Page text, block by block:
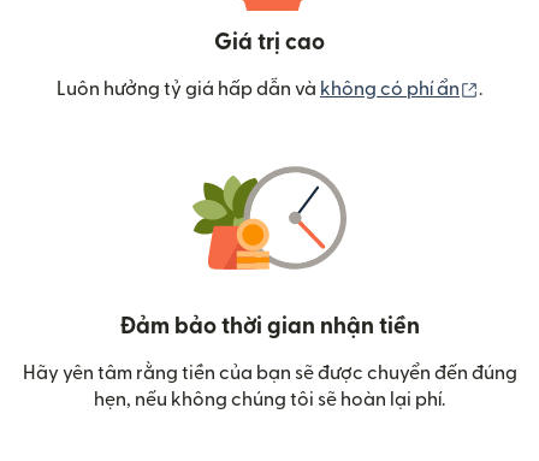
Giá trị cao
Luôn hưởng tỷ giá hấp dẫn và không có phí ẩn .
Đảm bảo thời gian nhận tiền
Hãy yên tâm rằng tiền của bạn sẽ được chuyển đến đúng
hẹn, nếu không chúng tôi sẽ hoàn lại phí.